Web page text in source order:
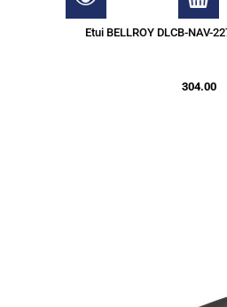
Etui BELLROY DLCB-NAV-
304.00